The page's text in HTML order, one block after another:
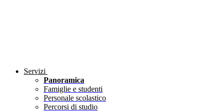
Servizi
Panoramica
Famiglie e studenti
Personale scolastico
Percorsi di studio